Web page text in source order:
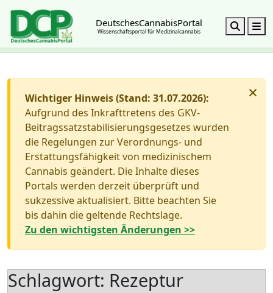
DeutschesCannabisPortal
Wissenschaftsportal für Medizinalcannabis Search
×
Wichtiger Hinweis (Stand: 31.07.2026):
Aufgrund des Inkrafttretens des GKV-
Beitragssatzstabilisierungsgesetzes wurden
die Regelungen zur Verordnungs- und
Erstattungsfähigkeit von medizinischem
Cannabis geändert. Die Inhalte dieses
Portals werden derzeit überprüft und
sukzessive aktualisiert. Bitte beachten Sie
bis dahin die geltende Rechtslage.
Zu den wichtigsten Änderungen >>
Schlagwort: Rezeptur